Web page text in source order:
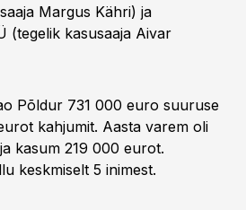
Margus Kähri) ja
(tegelik kasusaaja Aivar
Põldur 731 000 euro suuruse
kahjumit. Aasta varem oli
kasum 219 000 eurot.
keskmiselt 5 inimest.